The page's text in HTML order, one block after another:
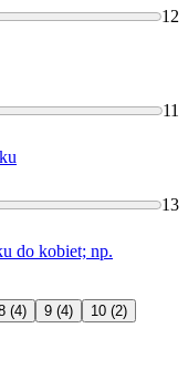
12
11
13
do kobiet; np.
(4) 9 (4) 10 (2)